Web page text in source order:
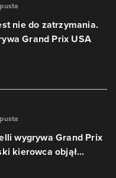
nie do zatrzymania.
Grand Prix USA
wygrywa Grand Prix
kierowca objął...